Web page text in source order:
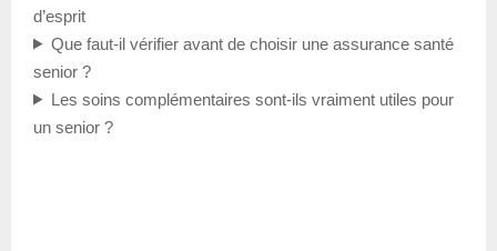
d’esprit
Que faut-il vérifier avant de choisir une assurance santé
senior ?
Les soins complémentaires sont-ils vraiment utiles pour
un senior ?